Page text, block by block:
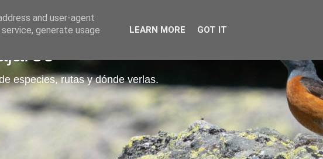
especies, rutas y dónde verlas.
and user-agent
generate usage
LEARN MORE GOT IT